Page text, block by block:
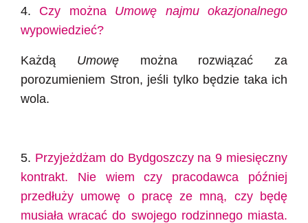
4. Czy można Umowę najmu okazjonalnego
wypowiedzieć?
Każdą Umowęmożna rozwiązać za
porozumieniem Stron, jeśli tylko będzie taka ich
wola.
5. Przyjeżdżam do Bydgoszczy na 9 miesięczny
kontrakt. Nie wiem czy pracodawca później
przedłuży umowę o pracę ze mną, czy będę
musiała wracać do swojego rodzinnego miasta.